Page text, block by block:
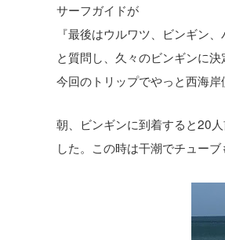
サーフガイドが
『最後はウルワツ、ビンギン
と質問し、久々のビンギンに決
今回のトリップでやっと西海岸
朝、ビンギンに到着すると20
した。この時は干潮でチュー